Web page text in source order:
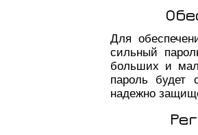
Для
сильный
больших и
пароль будет
надежно